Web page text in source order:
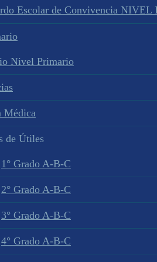
Escolar de Convivencia
Nivel Primario
Médica
de Útiles
1° Grado A-B-C
2° Grado A-B-C
3° Grado A-B-C
4° Grado A-B-C